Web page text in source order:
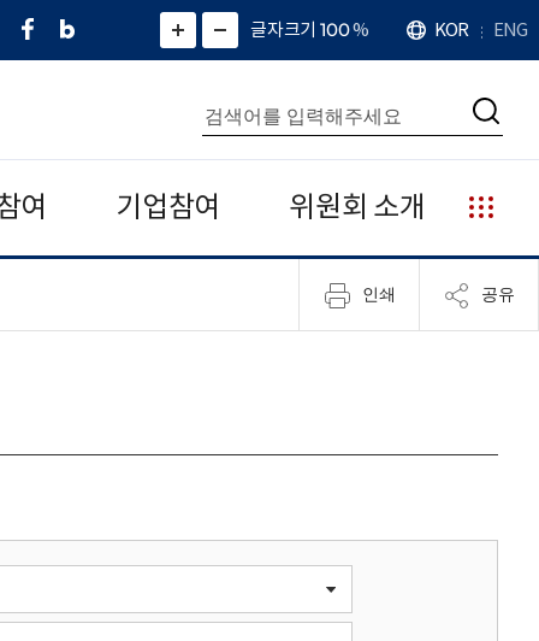
페
네
그
)
화
면
면
소
확
대
치
글자크기 100%
언
어
KOR ENG
통
합
검
색
검
여 기업참여 위원회 소개
누
리
집
안
인쇄 공유